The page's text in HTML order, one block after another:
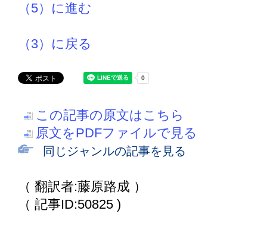
（5）に進む
（3）に戻る
この記事の原文はこちら
原文をPDFファイルで見る
同じジャンルの記事を見る
（ 翻訳者:藤原路成 ）
（ 記事ID:50825 )